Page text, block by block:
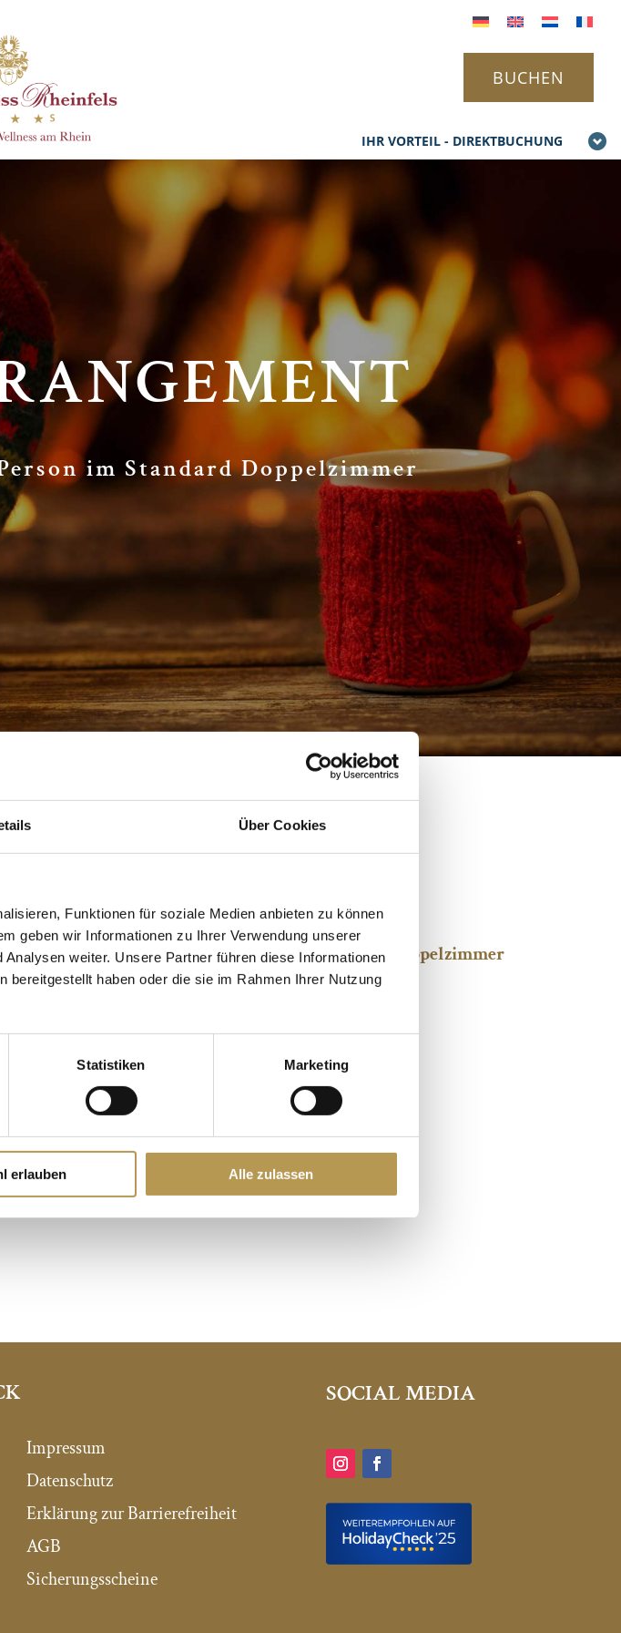
Über Cookies
Funktionen für soziale Medien anbieten zu können
geben wir Informationen zu Ihrer Verwendung unserer
weiter. Unsere Partner führen diese Informationen
haben oder die sie im Rahmen Ihrer Nutzung
Statistiken Marketing
erlauben Alle zulassen
IHR VORTEIL - DIREKTBUCHUNG
BUCHEN
im Standard Doppelzimmer
Preis:ab 367 Euro im Mansarden Einzelzimmer
Preis:ab 332,50 Euro pro Person im Standard Doppelzimmer
Reisezeitraum: 01. November bis 21. Dezember 2025
JETZT BUCHEN
Impressum
Datenschutz
Erklärung zur Barrierefreiheit
AGB
Sicherungsscheine
SOCIAL MEDIA